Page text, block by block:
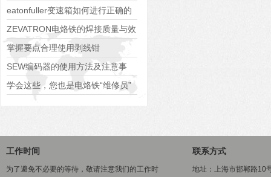
构和注意事项开始
eatonfuller变速箱如何进行正确的
操作和换挡？
ZEVATRON电烙铁的焊接质量与效
率
掌握要点合理使用剥线钳
SEW编码器的使用方法及注意事
项。
学会这些，您也是电烙铁“维修员”
工作时间
为了避免不必要的等待，敬请注意我们的工作时
联系方式
地址：上海市邯郸路10